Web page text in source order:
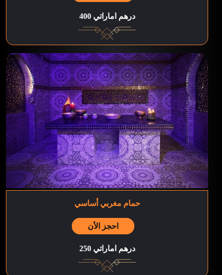
400 درهم اماراتي
حمام مغربي أساسي
احجز الأن
250 درهم اماراتي